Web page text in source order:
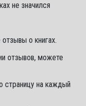
не значился
о книгах.
отзывов, можете
страницу на каждый